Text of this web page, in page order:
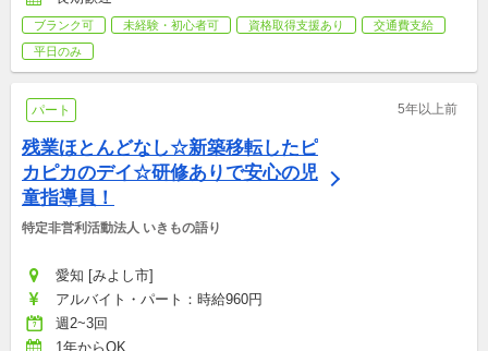
ブランク可 未経験・初心者可 資格取得支援あり
交通費支給
平日のみ
パート 5年以上前
残業ほとんどなし☆新築移転したピ
カピカのデイ☆研修ありで安心の児
童指導員！
特定非営利活動法人 いきもの語り
愛知 [みよし市]
アルバイト・パート：時給960円
週2~3回
1年からOK